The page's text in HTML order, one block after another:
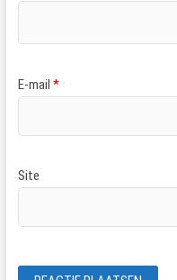
E-mail *
Site